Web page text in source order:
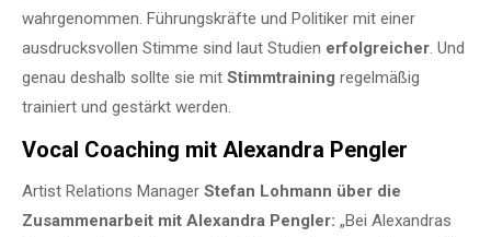
wahrgenommen. Führungskräfte und Politiker mit einer
ausdrucksvollen Stimme sind laut Studien erfolgreicher. Und
genau deshalb sollte sie mit Stimmtraining regelmäßig
trainiert und gestärkt werden.
Vocal Coaching mit Alexandra Pengler
Artist Relations Manager Stefan Lohmann über die
Zusammenarbeit mit Alexandra Pengler: „Bei Alexandras